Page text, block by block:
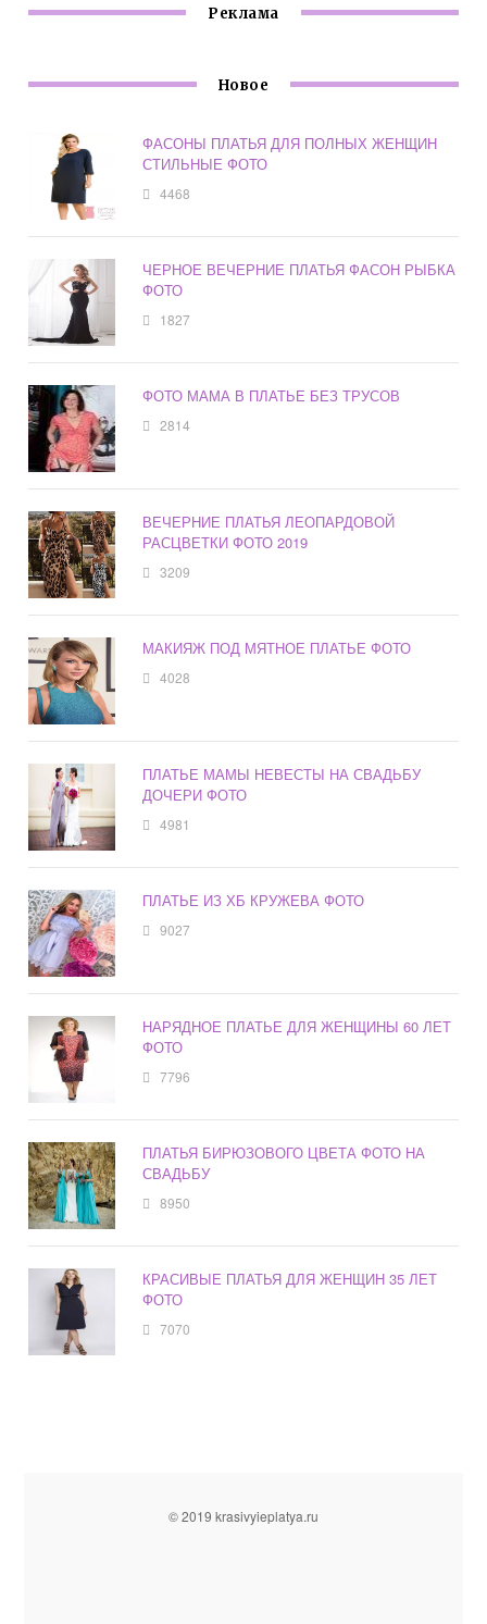
Реклама
Новое
ФАСОНЫ ПЛАТЬЯ ДЛЯ ПОЛНЫХ ЖЕНЩИН
СТИЛЬНЫЕ ФОТО
4468
ЧЕРНОЕ ВЕЧЕРНИЕ ПЛАТЬЯ ФАСОН РЫБКА
ФОТО
1827
ФОТО МАМА В ПЛАТЬЕ БЕЗ ТРУСОВ
2814
ВЕЧЕРНИЕ ПЛАТЬЯ ЛЕОПАРДОВОЙ
РАСЦВЕТКИ ФОТО 2019
3209
МАКИЯЖ ПОД МЯТНОЕ ПЛАТЬЕ ФОТО
4028
ПЛАТЬЕ МАМЫ НЕВЕСТЫ НА СВАДЬБУ
ДОЧЕРИ ФОТО
4981
ПЛАТЬЕ ИЗ ХБ КРУЖЕВА ФОТО
9027
НАРЯДНОЕ ПЛАТЬЕ ДЛЯ ЖЕНЩИНЫ 60 ЛЕТ
ФОТО
7796
ПЛАТЬЯ БИРЮЗОВОГО ЦВЕТА ФОТО НА
СВАДЬБУ
8950
КРАСИВЫЕ ПЛАТЬЯ ДЛЯ ЖЕНЩИН 35 ЛЕТ
ФОТО
7070
© 2019 krasivyieplatya.ru